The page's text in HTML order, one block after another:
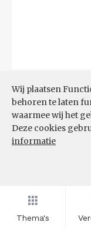
Thema's
Wij plaatsen
behoren te laten
waarmee wij het
Deze cookies
informatie
TOP 10
AANDEEL